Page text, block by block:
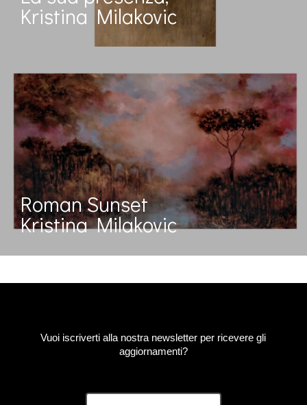
Kristina Milakovic
Roman Sunset
Kristina Milakovic
Vuoi iscriverti alla nostra newsletter per ricevere gli
aggiornamenti?